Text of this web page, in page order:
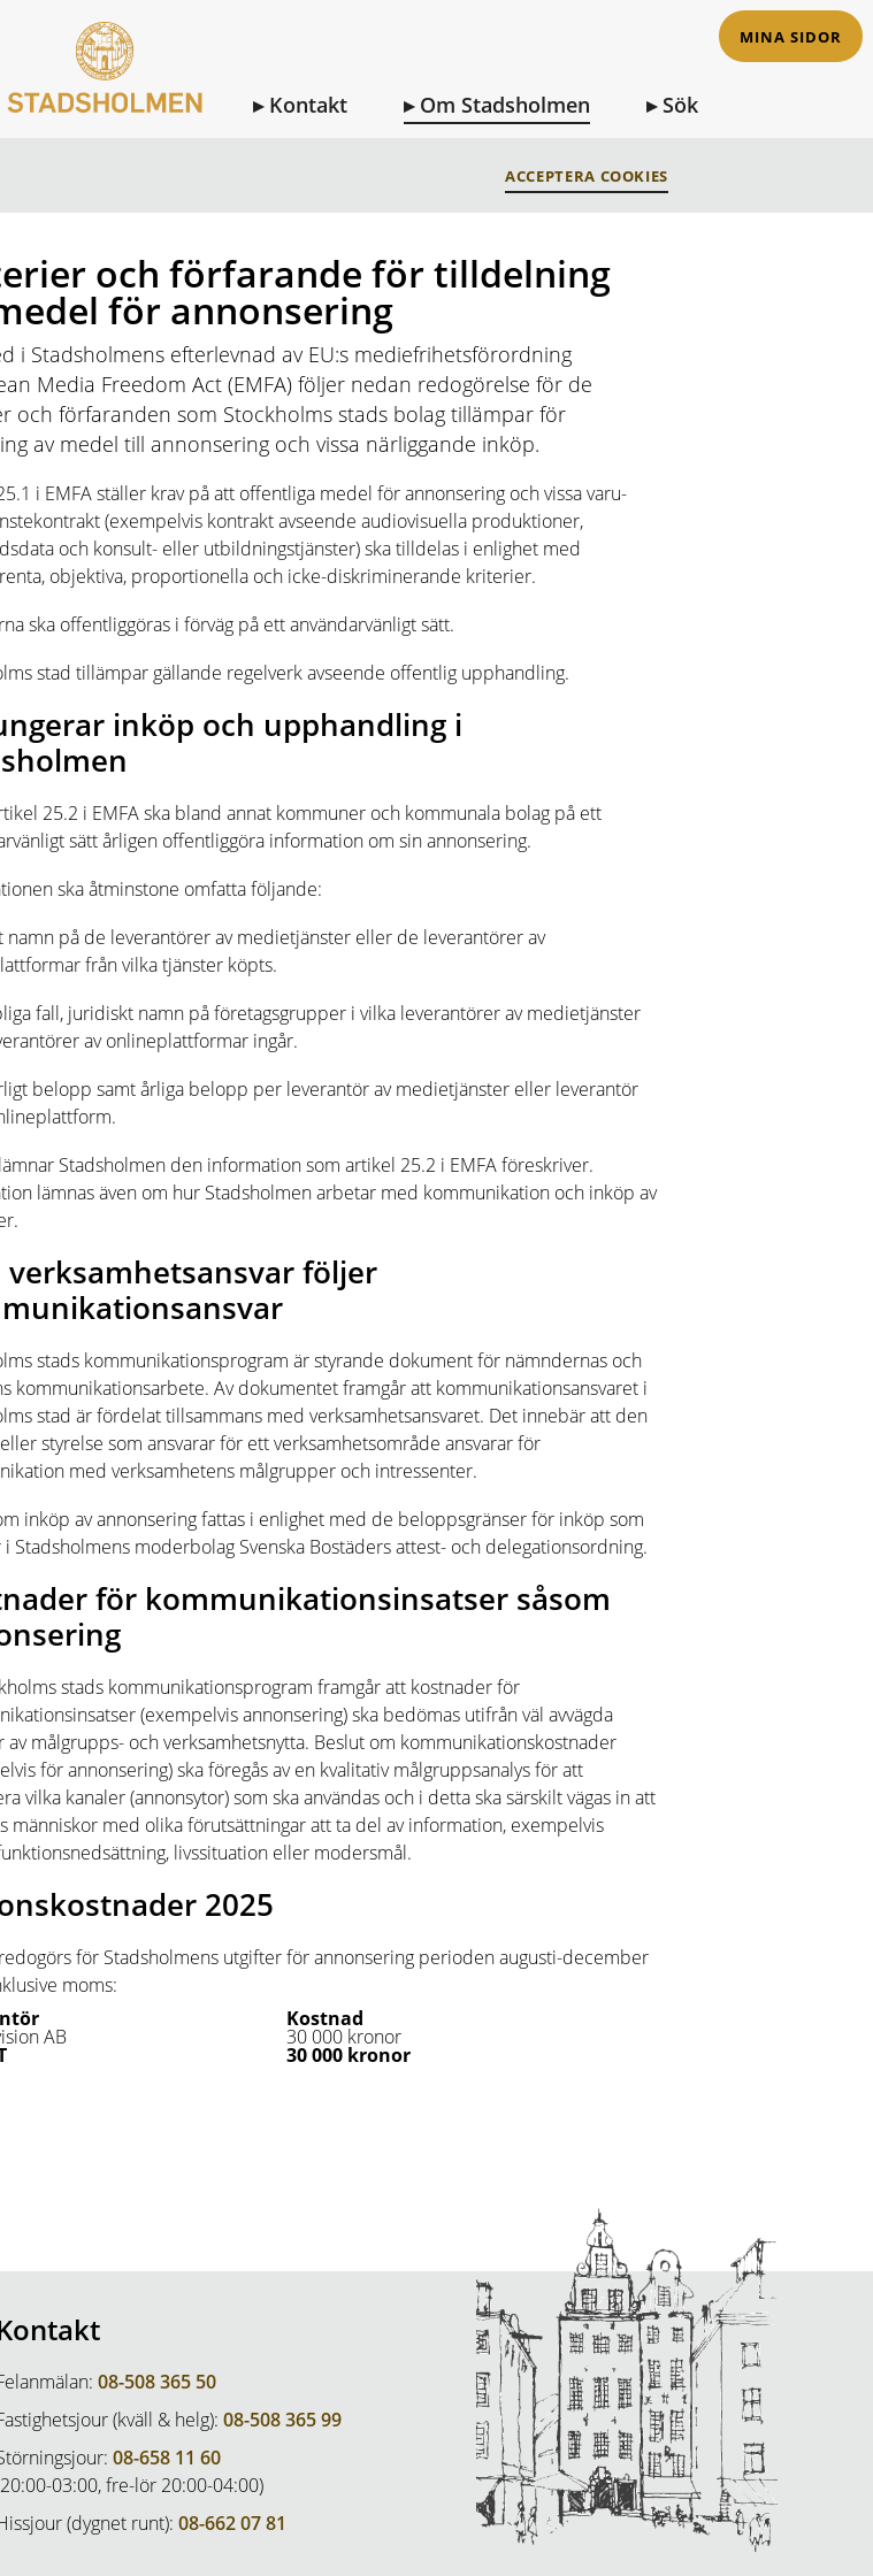
Kontakt Om Stadsholmen Sök
MINA SIDOR
FÖR TILLDELNING AV MEDEL FÖR ANNONSERING
och förfarande för tilldelning
för annonsering
ACCEPTERA COOKIES
i Stadsholmens efterlevnad av EU:s mediefrihetsförordning
Media Freedom Act (EMFA) följer nedan redogörelse för de
och förfaranden som Stockholms stads bolag tillämpar för
av medel till annonsering och vissa närliggande inköp.
i EMFA ställer krav på att offentliga medel för annonsering och vissa varu-
(exempelvis kontrakt avseende audiovisuella produktioner,
och konsult- eller utbildningstjänster) ska tilldelas i enlighet med
objektiva, proportionella och icke-diskriminerande kriterier.
ska offentliggöras i förväg på ett användarvänligt sätt.
stad tillämpar gällande regelverk avseende offentlig upphandling.
inköp och upphandling i
25.2 i EMFA ska bland annat kommuner och kommunala bolag på ett
sätt årligen offentliggöra information om sin annonsering.
ska åtminstone omfatta följande:
namn på de leverantörer av medietjänster eller de leverantörer av
från vilka tjänster köpts.
fall, juridiskt namn på företagsgrupper i vilka leverantörer av medietjänster
av onlineplattformar ingår.
belopp samt årliga belopp per leverantör av medietjänster eller leverantör
Stadsholmen den information som artikel 25.2 i EMFA föreskriver.
lämnas även om hur Stadsholmen arbetar med kommunikation och inköp av
verksamhetsansvar följer
stads kommunikationsprogram är styrande dokument för nämndernas och
kommunikationsarbete. Av dokumentet framgår att kommunikationsansvaret i
stad är fördelat tillsammans med verksamhetsansvaret. Det innebär att den
styrelse som ansvarar för ett verksamhetsområde ansvarar för
med verksamhetens målgrupper och intressenter.
inköp av annonsering fattas i enlighet med de beloppsgränser för inköp som
i Stadsholmens moderbolag Svenska Bostäders attest- och delegationsordning.
för kommunikationsinsatser såsom
stads kommunikationsprogram framgår att kostnader för
(exempelvis annonsering) ska bedömas utifrån väl avvägda
av målgrupps- och verksamhetsnytta. Beslut om kommunikationskostnader
för annonsering) ska föregås av en kvalitativ målgruppsanalys för att
vilka kanaler (annonsytor) som ska användas och i detta ska särskilt vägas in att
människor med olika förutsättningar att ta del av information, exempelvis
livssituation eller modersmål.
2025
för Stadsholmens utgifter för annonsering perioden augusti-december
moms:
Kostnad
AB 30 000 kronor
30 000 kronor
08-508 365 50
(kväll & helg): 08-508 365 99
08-658 11 60
03:00, fre-lör 20:00-04:00)
(dygnet runt): 08-662 07 81